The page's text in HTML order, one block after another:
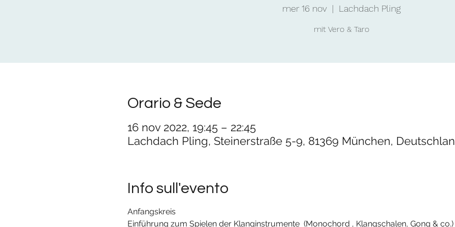
mer 16 nov
  |
Lachdach Pling
mit Vero & Taro
Orario & Sede
16 nov 2022, 19:45 – 22:45
Lachdach Pling, Steinerstraße 5-9, 81369 München,
Info sull'evento
Anfangskreis
Einführung zum Spielen der Klanginstrumente  (Monochord , Klangschalen, Gong & co.)